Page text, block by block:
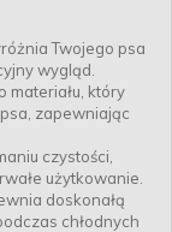
Twojego psa
wygląd.
materiału, który
zapewniając
czystości,
użytkowanie.
doskonałą
chłodnych